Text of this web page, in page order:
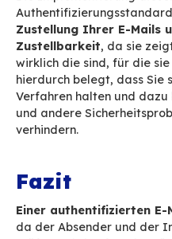
Domainbesitzer
werden soll, wenn
nicht erfüllt. Dies
(Richtlinie), die im
Die Policy kann
definiert werden:
werden so
Validierung
Quarantine:
Mail